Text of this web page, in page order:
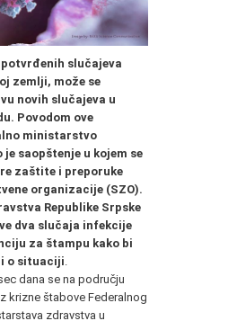
slučajeva
zemlji, može se
novih slučajeva u
Povodom ove
ministarstvo
saopštenje u kojem se
zaštite i preporuke
organizacije (SZO).
Republike Srpske
dva slučaja infekcije
za štampu kako bi
o situaciji
dana se na području
krizne štabove Federalnog
zdravstva u